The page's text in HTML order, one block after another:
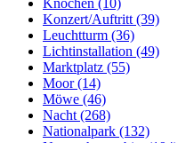
Knochen (10)
Konzert/Auftritt (39)
Leuchtturm (36)
Lichtinstallation (49)
Marktplatz (55)
Moor (14)
Möwe (46)
Nacht (268)
Nationalpark (132)